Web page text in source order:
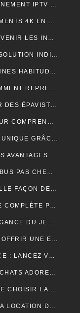
GUIDE IPTV LES 5 MEILLEURS ABONNEMENT IPTV FRANÇAIS 4K
GUIDE IPTV PAYPAL : TOP 7 ABONNEMENTS 4K EN FRANCE
LES GESTES QUOTIDIENS POUR PRÉVENIR LES INFECTIONS CHEZ LES VOLAILLES
NETTOYAGE APRÈS SINISTRE : UNE SOLUTION INDISPENSABLE POUR RETROUVER DES ESPACES SÛRS ET SALUBRES
SANTÉ PRATIQUE : ADOPTER DE BONNES HABITUDES AU QUOTIDIEN
CHIEN GLOUTON ET SURPOIDS : COMMENT REPRENDRE LE CONTRÔLE DES PORTIONS ?
L’IMPACT ÉCONOMIQUE DU SECTEUR DES ÉPAVISTES EN FRANCE
SPORTSMAG LE MÉDIA COMPLET POUR COMPRENDRE LE SPORT LA NUTRITION ET LA PERFORMANCE
COMMENT CRÉER UNE COLLECTION UNIQUE GRÂCE À UN GROSSISTE DE VÊTEMENTS PERSONNALISÉS
APPRENDRE LE CODE EN LIGNE : LES AVANTAGES D’UNE FORMATION ENTIÈREMENT NUMÉRIQUE
VOYAGER MALIN : TROUVEZ UN MINIBUS PAS CHER POUR VOS DÉPLACEMENTS EN GROUPE
LES CASINOS EN LIGNE UNE NOUVELLE FAÇON DE VIVRE LE JEU
WINZTER CASINO : UNE EXPÉRIENCE COMPLÈTE POUR LES AMATEURS DE JEUX EN LIGNE
CASINO BARRIÈRE EN LIGNE : L’ÉLÉGANCE DU JEU NUMÉRIQUE AU SERVICE DES JOUEURS MODERNES
SHINYWILDS CASINO : L’OBJECTIF D’OFFRIR UNE EXPÉRIENCE DE JEU EXCEPTIONNELLE ET SÉCURISÉE
CONSTRUISEZ VOTRE INDÉPENDANCE : LANCEZ VOTRE ACTIVITÉ DE MARCHAND DE BIENS OU AGENT IMMOBILIER
LA FRIANDISE NATURELLE QUE LES CHATS ADORENT : AVANTAGES ET CONSEILS
TAXI LYON AÉROPORT : 4 RAISONS DE CHOISIR LA FIABILITÉ ET LE CONFORT POUR VOS TRAJETS
LES AVANTAGES ÉCOLOGIQUES DE LA LOCATION DE BENNE